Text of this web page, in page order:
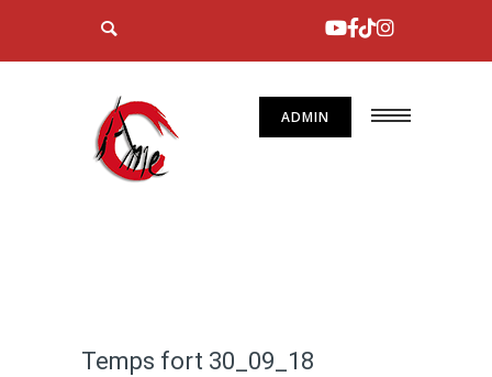
ADMIN
Temps fort 30_09_18